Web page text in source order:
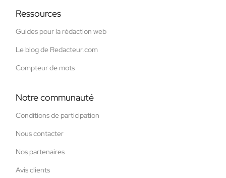
Ressources
Guides pour la rédaction web
Le blog de Redacteur.com
Compteur de mots
Notre communauté
Conditions de participation
Nous contacter
Nos partenaires
Avis clients